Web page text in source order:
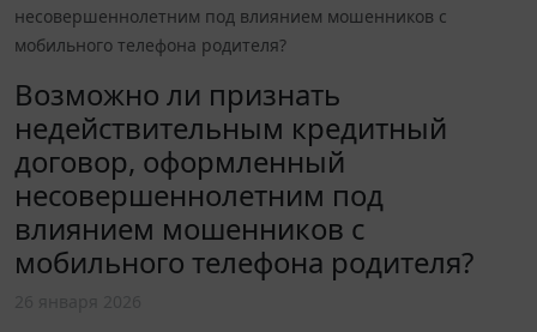
несовершеннолетним под влиянием мошенников с
мобильного телефона родителя?
Возможно ли признать
недействительным кредитный
договор, оформленный
несовершеннолетним под
влиянием мошенников с
мобильного телефона родителя?